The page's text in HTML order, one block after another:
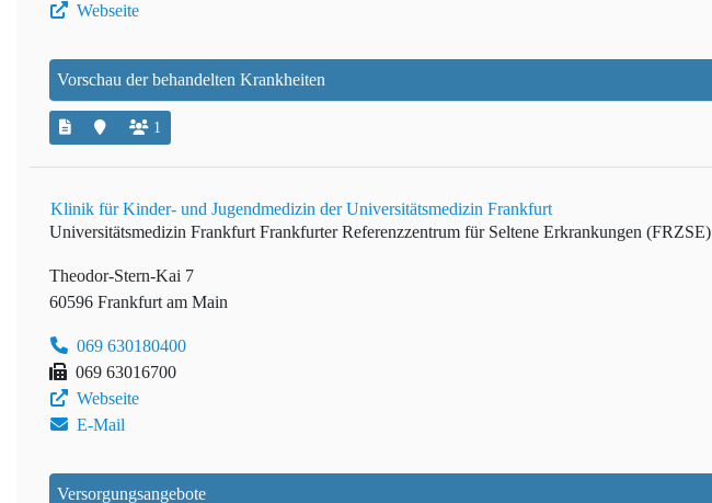
Webseite
Vorschau der behandelten Krankheiten
1
Klinik für Kinder- und Jugendmedizin der Universitätsmedizin Frankfurt
Universitätsmedizin Frankfurt Frankfurter Referenzzentrum für Seltene Erkrankungen (FRZSE)
Theodor-Stern-Kai 7
60596 Frankfurt am Main
069 630180400
069 63016700
Webseite
E-Mail
Versorgungsangebote